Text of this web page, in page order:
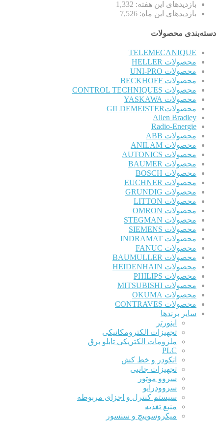
بازدیدهای این هفته: 1,332
بازدیدهای این ماه: 7,526
دسته‌بندی محصولات
TELEMECANIQUE
محصولات HELLER
محصولات UNI-PRO
محصولات BECKHOFF
محصولات CONTROL TECHNIQUES
محصولات YASKAWA
محصولاتGILDEMEISTER
Allen Bradley
Radio-Energie
محصولات ABB
محصولات ANILAM
محصولات AUTONICS
محصولات BAUMER
محصولات BOSCH
محصولات EUCHNER
محصولات GRUNDIG
محصولات LITTON
محصولات OMRON
محصولات STEGMAN
محصولات SIEMENS
محصولات INDRAMAT
محصولات FANUC
محصولات BAUMULLER
محصولات HEIDENHAIN
محصولات PHILIPS
محصولات MITSUBISHI
محصولات OKUMA
محصولات CONTRAVES
سایر برندها
اینورتر
تجهیزات الکترومکانیکی
ملزومات الکتریکی تابلو برق
PLC
انکودر و خط کش
تجهیزات جانبی
سروو موتور
سروودرایو
سیستم کنترل و اجزای مربوطه
منبع تغذیه
میکروسوییچ و سنسور